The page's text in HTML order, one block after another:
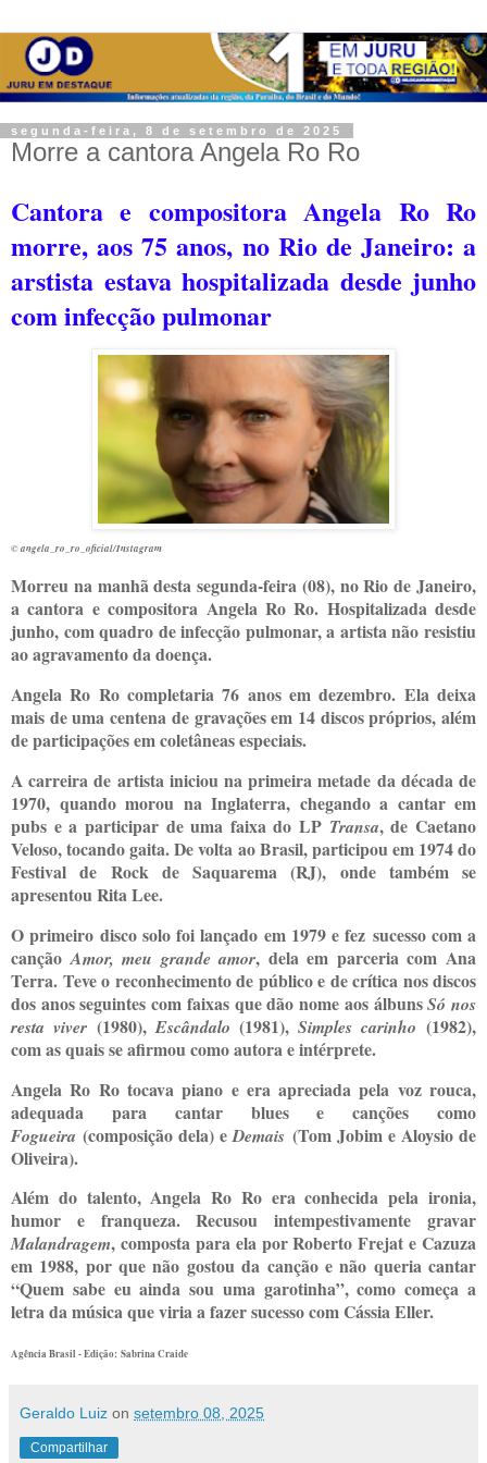
segunda-feira, 8 de setembro de 2025
Morre a cantora Angela Ro Ro
Cantora e compositora Angela Ro Ro
morre, aos 75 anos, no Rio de Janeiro: a
arstista estava hospitalizada desde junho
com infecção pulmonar
© angela_ro_ro_oficial/Instagram
Morreu na manhã desta segunda-feira (08), no Rio de Janeiro,
a cantora e compositora Angela Ro Ro. Hospitalizada desde
junho, com quadro de infecção pulmonar, a artista não resistiu
ao agravamento da doença.
Angela Ro Ro completaria 76 anos em dezembro. Ela deixa
mais de uma centena de gravações em 14 discos próprios, além
de participações em coletâneas especiais.
A carreira de artista iniciou na primeira metade da década de
1970, quando morou na Inglaterra, chegando a cantar em
pubs e a participar de uma faixa do LP Transa, de Caetano
Veloso, tocando gaita. De volta ao Brasil, participou em 1974 do
Festival de Rock de Saquarema (RJ), onde também se
apresentou Rita Lee.
O primeiro disco solo foi lançado em 1979 e fez sucesso com a
cançãoAmor, meu grande amor, dela em parceria com Ana
Terra. Teve o reconhecimento de público e de crítica nos discos
dos anos seguintes com faixas que dão nome aos álbunsSó nos
resta viver(1980),Escândalo (1981),Simples carinho (1982),
com as quais se afirmou como autora e intérprete.
Angela Ro Ro tocava piano e era apreciada pela voz rouca,
adequada para cantar blues e canções como
Fogueira (composição dela) eDemais (Tom Jobim e Aloysio de
Oliveira).
Além do talento, Angela Ro Ro era conhecida pela ironia,
humor e franqueza. Recusou intempestivamente gravar
Malandragem, composta para ela por Roberto Frejat e Cazuza
em 1988, por que não gostou da canção e não queria cantar
“Quem sabe eu ainda sou uma garotinha”, como começa a
letra da música que viria a fazer sucesso com Cássia Eller.
Agência Brasil - Edição: Sabrina Craide
Geraldo Luiz on setembro 08, 2025
Compartilhar